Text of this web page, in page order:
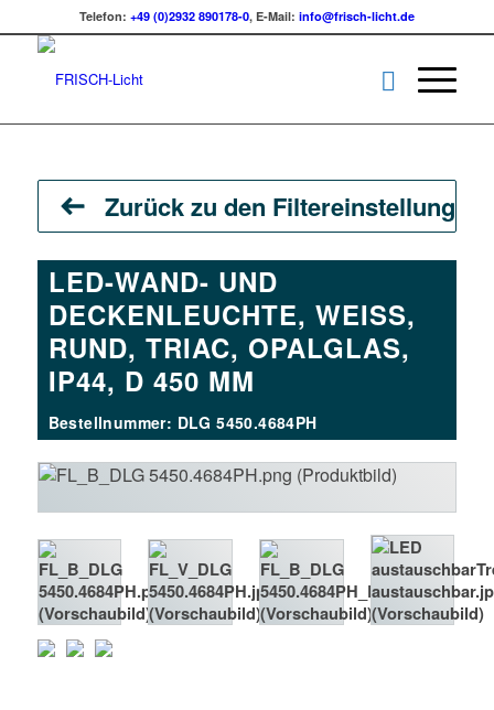
Telefon: +49 (0)2932 890178-0, E-Mail: info@frisch-licht.de
Zurück zu den Filtereinstellungen
LED-WAND- UND
DECKENLEUCHTE, WEISS, R
UND, TRIAC, OPALGLAS, I
P44, D 450 MM
Bestellnummer: DLG 5450.4684PH